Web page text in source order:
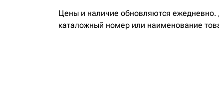
Цены и наличие обновляются ежедневно.
каталожный номер или наименование